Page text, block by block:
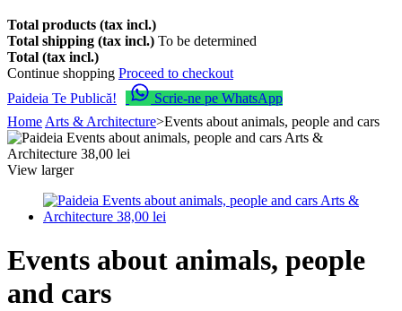
Total products (tax incl.)
Total shipping (tax incl.) To be determined
Total (tax incl.)
Continue shopping Proceed to checkout
Paideia Te Publică!
Scrie-ne pe WhatsApp
Home Arts & Architecture>Events about animals, people and cars
View larger
Events about animals, people
and cars